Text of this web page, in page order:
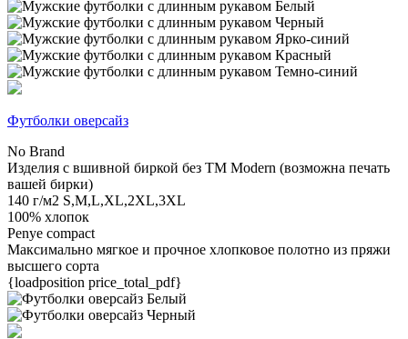
Футболки оверсайз
No Brand
Изделия с вшивной биркой без TM Modern (возможна печать
вашей бирки)
140 г/м2 S,M,L,XL,2XL,3XL
100% хлопок
Penye compact
Максимально мягкое и прочное хлопковое полотно из пряжи
высшего сорта
{loadposition price_total_pdf}